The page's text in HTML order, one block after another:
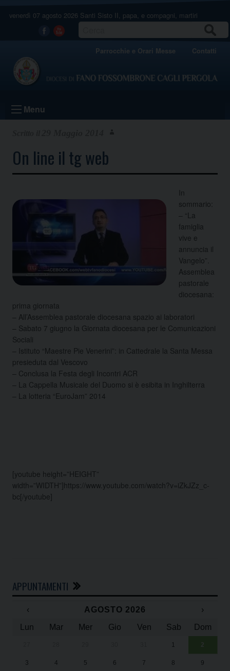
venerdì 07 agosto 2026 Santi Sisto II, papa, e compagni, martiri
Facebook
Youtube
Parrocchie e Orari Messe Contatti
Menu
On line il tg web
In
sommario:
– “La
famiglia
vive e
annuncia il
Vangelo”.
Assemblea
pastorale
diocesana:
prima giornata
– All’Assemblea pastorale diocesana spazio ai laboratori
– Sabato 7 giugno la Giornata diocesana per le Comunicazioni
Sociali
– Istituto “Maestre Pie Venerini”: in Cattedrale la Santa Messa
presieduta dal Vescovo
– Conclusa la Festa degli Incontri ACR
– La Cappella Musicale del Duomo si è esibita in Inghilterra
– La lotteria “EuroJam” 2014
[youtube height=”HEIGHT”
width=”WIDTH”]https://www.youtube.com/watch?v=iZkJZz_c-
bc[/youtube]
APPUNTAMENTI
‹ AGOSTO 2026
›
Lun
Mar Mer Gio Ven Sab Dom
1 2
3 4 5 6 7 8 9